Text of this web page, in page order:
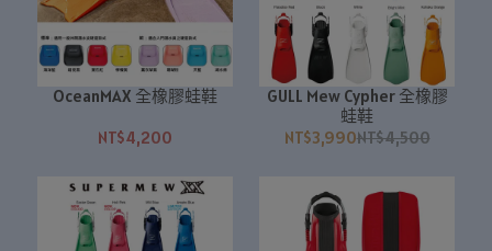
OceanMAX 全橡膠蛙鞋
NT$4,200
GULL Mew Cypher 全橡膠
蛙鞋
NT$3,990NT$4,500